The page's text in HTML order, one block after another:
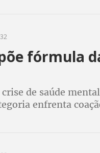
fórmula
de saúde
enfrenta